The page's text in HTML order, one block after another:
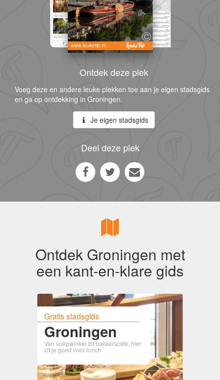
www.leuketip.nl
Ontdek deze plek
Voeg deze en andere leuke plekken toe aan je eigen stadsgids
en ga op ontdekking in Groningen.
Je eigen stadsgids
Deel deze plek
Ontdek Groningen met
een kant-en-klare gids
Gratis stadsgids
Groningen
Van soepwinkel tot bakkerscafé, hier
zit je goed voor lunch